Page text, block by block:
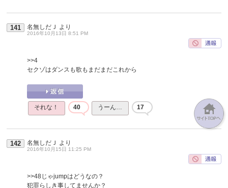
141 名無しだＪ より
2016年10月13日 8:51 PM
>>4
セクゾはダンスも歌もまだまだこれから
それな！ 40 うーん… 17
142 名無しだＪ より
2016年10月15日 11:25 PM
>>48じゃjumpはどうなの？
犯罪らしき事してませんか？